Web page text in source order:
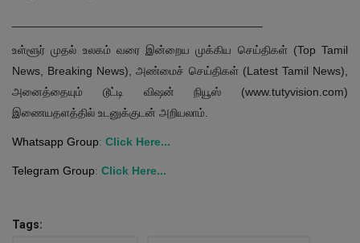
உள்ளூர் முதல் உலகம் வரை இன்றைய முக்கிய செய்திகள் (Top Tamil
News, Breaking News), அண்மைச் செய்திகள் (Latest Tamil News),
அனைத்தையும் டூட்டி விஷன் நியூஸ் (www.tutyvision.com)
இணையதளத்தில் உடனுக்குடன் அறியலாம்.
Whatsapp Group: Click Here...
Telegram Group: Click Here...
Tags: